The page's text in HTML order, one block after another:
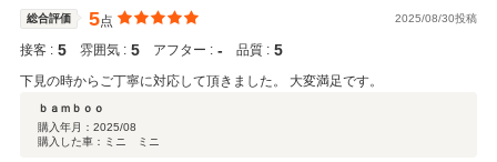
総合評価 5点 2025/08/30投稿
接客 : 5 雰囲気 : 5 アフター : ‐ 品質 : 5
下見の時からご丁寧に対応して頂きました。 大変満足です。
ｂａｍｂｏｏ
購入年月： 2025/08
購入した車：ミニ ミニ